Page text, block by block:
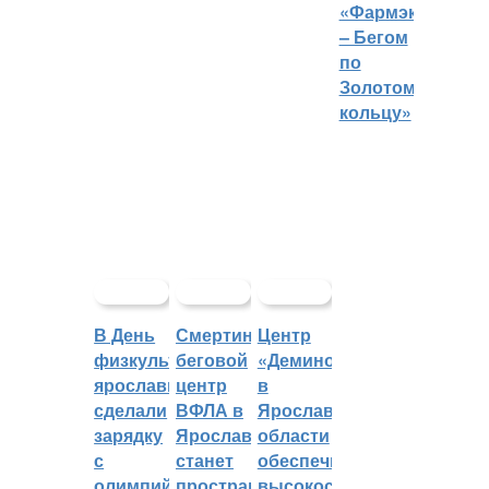
«Фармэко
– Бегом
по
Золотому
кольцу»
В День
физкультурника
ярославцы
сделали
зарядку
с
Смертин:
беговой
центр
ВФЛА в
Ярославле
станет
Центр
«Демино»
в
Ярославской
области
обеспечивают